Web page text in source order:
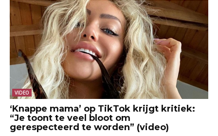
VIDEO
‘Knappe mama’ op TikTok krijgt kritiek:
“Je toont te veel bloot om
gerespecteerd te worden” (video)